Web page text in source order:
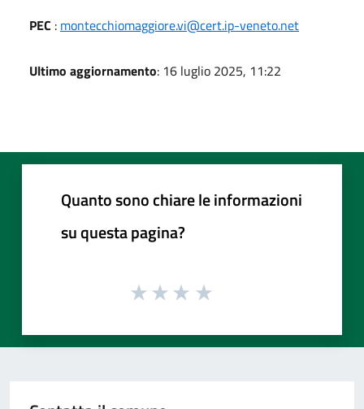
PEC : montecchiomaggiore.vi@cert.ip-veneto.net
Ultimo aggiornamento: 16 luglio 2025, 11:22
Quanto sono chiare le informazioni
su questa pagina?